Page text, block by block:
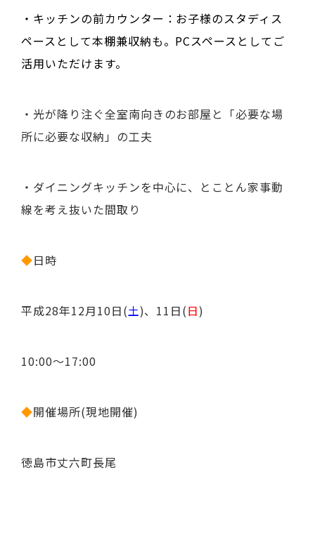
・キッチンの前カウンター：お子様のスタディス
ペースとして本棚兼収納も。PCスペースとしてご
活用いただけます。
・光が降り注ぐ全室南向きのお部屋と「必要な場
所に必要な収納」の工夫
・ダイニングキッチンを中心に、とことん家事動
線を考え抜いた間取り
◆日時
平成28年12月10日(土)、11日(日)
10:00～17:00
◆開催場所(現地開催)
徳島市丈六町長尾